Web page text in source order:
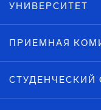
УНИВЕРСИТЕТ
ПРИЕМНАЯ
СТУДЕНЧЕСКИЙ